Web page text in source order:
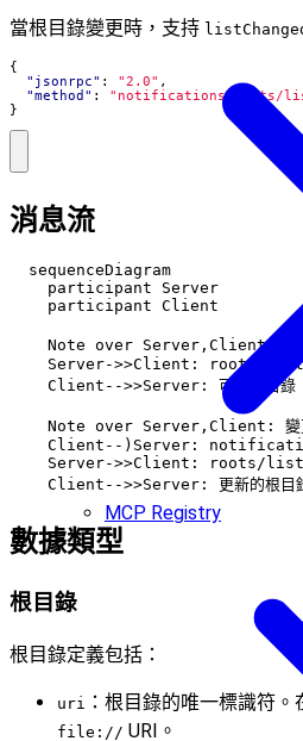
MCP Registry
當根目錄變更時，支持
{
"jsonrpc" : "2.0" ,
"method" :
"notifications/roots/
}
消息流
  sequenceDiagram
    participant Server
    participant Client
Note over Server,Client: 發
    Server->>Client: roots/list
    Client-->>Server: 可用根目錄
Note over Server,Client: 變
Client--)Server:
    Server->>Client: roots/list
數據類型
根目錄
根目錄定義包括：
uri ：根目錄的唯一標識符
file:// URI。